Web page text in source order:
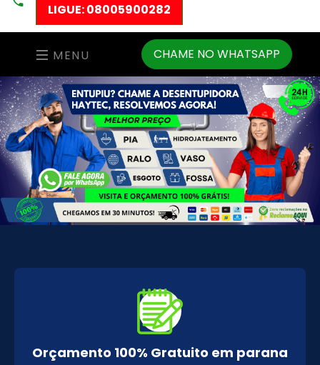
LIGUE: 08005900282
MENU CHAME NO WHATSAPP
Orçamento 100% Gratuito em parana